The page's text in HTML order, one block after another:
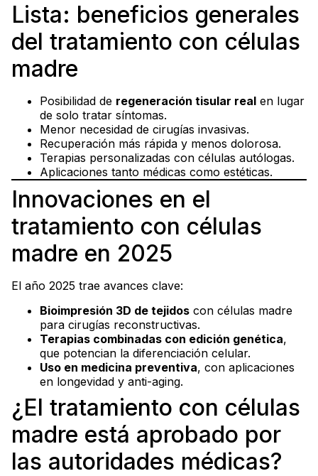
Lista: beneficios generales
del tratamiento con células
madre
Posibilidad de regeneración tisular real en lugar
de solo tratar síntomas.
Menor necesidad de cirugías invasivas.
Recuperación más rápida y menos dolorosa.
Terapias personalizadas con células autólogas.
Aplicaciones tanto médicas como estéticas.
Innovaciones en el
tratamiento con células
madre en 2025
El año 2025 trae avances clave:
Bioimpresión 3D de tejidos con células madre
para cirugías reconstructivas.
Terapias combinadas con edición genética,
que potencian la diferenciación celular.
Uso en medicina preventiva, con aplicaciones
en longevidad y anti-aging.
¿El tratamiento con células
madre está aprobado por
las autoridades médicas?